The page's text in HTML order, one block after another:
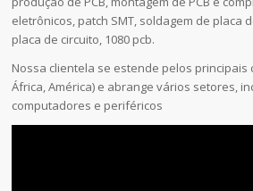
eletrônicos, patch SMT, soldagem de placa
placa de circuito, 1080 pcb.
Nossa clientela se estende pelos principais
África, América) e abrange vários setores,
computadores e periféricos